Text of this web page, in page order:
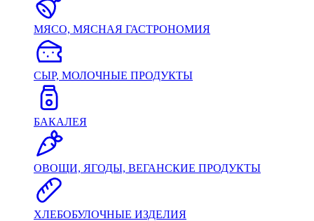
МЯСО, МЯСНАЯ ГАСТРОНОМИЯ
СЫР, МОЛОЧНЫЕ ПРОДУКТЫ
БАКАЛЕЯ
ОВОЩИ, ЯГОДЫ, ВЕГАНСКИЕ ПРОДУКТЫ
ХЛЕБОБУЛОЧНЫЕ ИЗДЕЛИЯ